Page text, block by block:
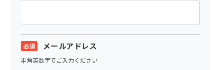
メールアドレス
半角英数字でご入力ください